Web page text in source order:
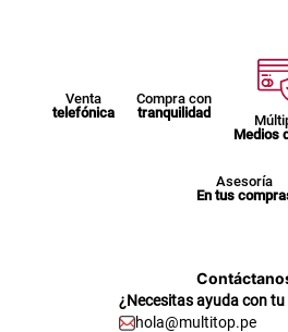
Venta
telefónica
Compra con
tranquilidad
Medios
Asesoría
En tus
¿Necesitas ayuda con
hola@multitop.pe